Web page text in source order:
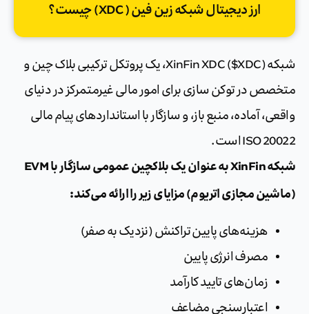
ارز ديجيتال شبکه زین فین ( XDC) چیست؟
شبکه XinFin XDC ($XDC)، یک پروتکل ترکیبی بلاک چین و
متخصص در توکن سازی برای امور مالی غیرمتمرکز در دنیای
واقعی، آماده، منبع باز، و سازگار با استانداردهای پیام مالی
ISO 20022 است.
شبکه XinFin به عنوان یک بلاکچین عمومی سازگار با EVM
(ماشین مجازی اتریوم) مزایای زیر را ارائه می‌کند:
هزینه‌های پایین تراکنش (نزدیک به صفر)
مصرف انرژی پایین
زمان‌های تایید کارآمد
اعتبارسنجی مضاعف